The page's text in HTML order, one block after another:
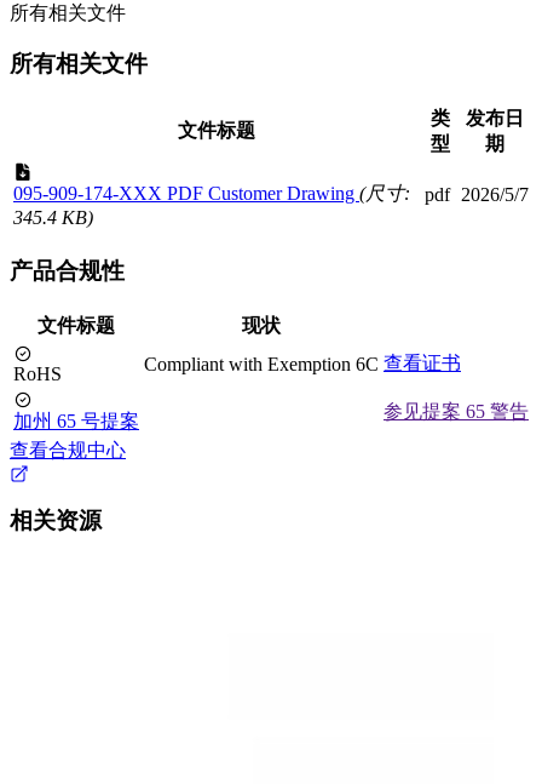
所有相关文件
所有相关文件
文件标题
类
型
发布日
期
095-909-174-XXX PDF Customer Drawing (尺寸:
345.4 KB)
pdf 2026/5/7
产品合规性
文件标题 现状
RoHS Compliant with Exemption 6C 查看证书
加州 65 号提案
参见提案 65 警告
查看合规中心
相关资源